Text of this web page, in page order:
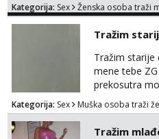
na link ispod i
Kategorija: Sex Ženska osoba traži
Tražim
Tražim starije
mene tebe
prekosutra
WhatsApp
091 2504 794
Kategorija: Sex Muška osoba traži
Tražim